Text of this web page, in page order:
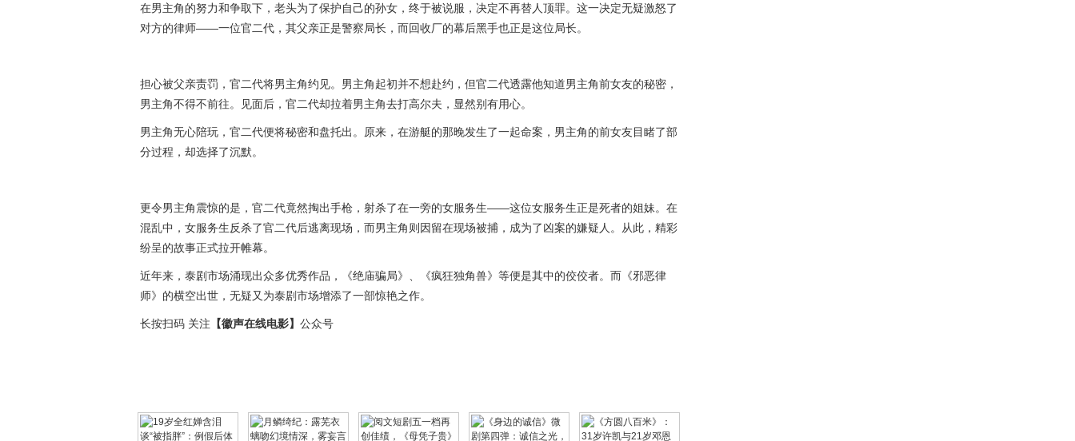
在男主角的努力和争取下，老头为了保护自己的孙女，终于被说服，决定不再替人顶罪。这一决定无疑激怒了
对方的律师——一位官二代，其父亲正是警察局长，而回收厂的幕后黑手也正是这位局长。
担心被父亲责罚，官二代将男主角约见。男主角起初并不想赴约，但官二代透露他知道男主角前女友的秘密，
男主角不得不前往。见面后，官二代却拉着男主角去打高尔夫，显然别有用心。
男主角无心陪玩，官二代便将秘密和盘托出。原来，在游艇的那晚发生了一起命案，男主角的前女友目睹了部
分过程，却选择了沉默。
更令男主角震惊的是，官二代竟然掏出手枪，射杀了在一旁的女服务生——这位女服务生正是死者的姐妹。在
混乱中，女服务生反杀了官二代后逃离现场，而男主角则因留在现场被捕，成为了凶案的嫌疑人。从此，精彩
纷呈的故事正式拉开帷幕。
近年来，泰剧市场涌现出众多优秀作品，《绝庙骗局》、《疯狂独角兽》等便是其中的佼佼者。而《邪恶律
师》的横空出世，无疑又为泰剧市场增添了一部惊艳之作。
长按扫码 关注 【徽声在线电影】 公众号